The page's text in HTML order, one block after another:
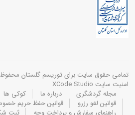
تمامی حقوق سایت برای توریسم گلستان
امنیت سایت XCode Studio
مجله گردشگری
درباره ما کوکی ها
قوانین لغو رزرو
قوانین حفظ حریم